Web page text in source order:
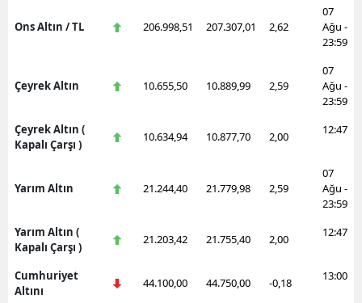
Ons Altın / TL 206.998,51 207.307,01 2,62
07
Ağu -
23:59
Çeyrek Altın 10.655,50 10.889,99 2,59
07
Ağu -
23:59
Çeyrek Altın (
Kapalı Çarşı )
10.634,94 10.877,70 2,00 12:47
Yarım Altın 21.244,40 21.779,98 2,59
07
Ağu -
23:59
Yarım Altın (
Kapalı Çarşı )
21.203,42 21.755,40 2,00 12:47
Cumhuriyet
Altını
44.100,00 44.750,00 -0,18 13:00